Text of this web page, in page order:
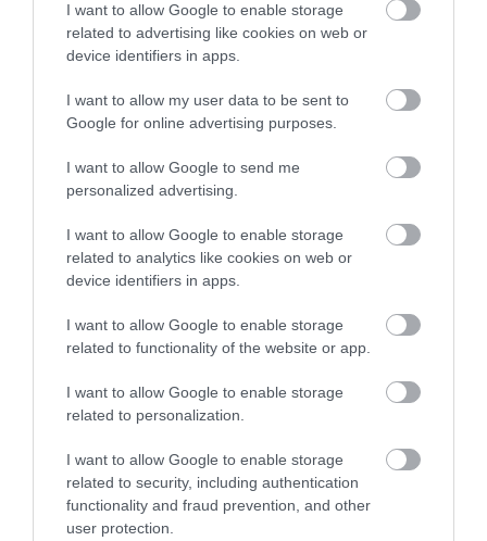
I want to allow Google to enable storage
related to advertising like cookies on web or
device identifiers in apps.
I want to allow my user data to be sent to
Google for online advertising purposes.
I want to allow Google to send me
personalized advertising.
I want to allow Google to enable storage
related to analytics like cookies on web or
device identifiers in apps.
I want to allow Google to enable storage
related to functionality of the website or app.
I want to allow Google to enable storage
related to personalization.
I want to allow Google to enable storage
related to security, including authentication
functionality and fraud prevention, and other
user protection.